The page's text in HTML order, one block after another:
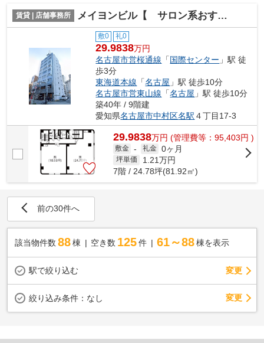
賃貸 | 店舗事務所 メイヨンビル【 サロン系おすすめ 】
敷0 礼0
29.9838万円
名古屋市営桜通線 「国際センター 」駅 徒
歩3分
東海道本線 「名古屋 」駅 徒歩10分
名古屋市営東山線 「名古屋 」駅 徒歩10分
築40年 / 9階建
愛知県名古屋市中村区名駅 ４丁目17-3
29.9838万円 (管理費等：95,403円 )
敷金 - 礼金 0ヶ月
坪単価 1.21万円
7階 / 24.78坪(81.92㎡)
前の30件へ
該当物件数 88棟 空き数 125 件 61～88 棟を表示
駅で絞り込む 変更
絞り込み条件： なし 変更